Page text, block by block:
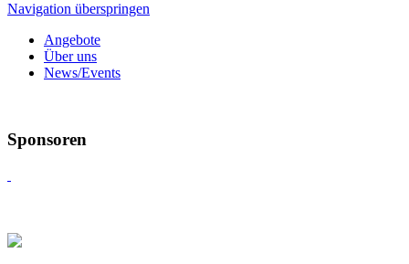
Navigation überspringen
Angebote
Über uns
News/Events
Sponsoren